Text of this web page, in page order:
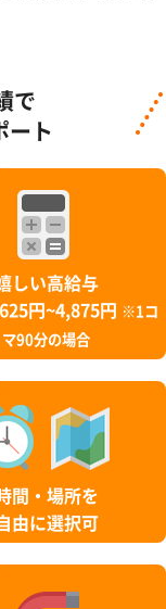
で
ート
しい高給与
円~4,875円
※1コ
マ90分の場合
間・場所を
由に選択可